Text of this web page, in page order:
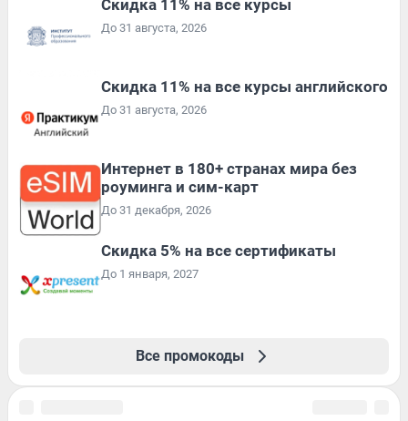
Скидка 11% на все курсы
До 31 августа, 2026
Скидка 11% на все курсы английского
До 31 августа, 2026
Интернет в 180+ странах мира без
роуминга и сим-карт
До 31 декабря, 2026
Скидка 5% на все сертификаты
До 1 января, 2027
Все промокоды